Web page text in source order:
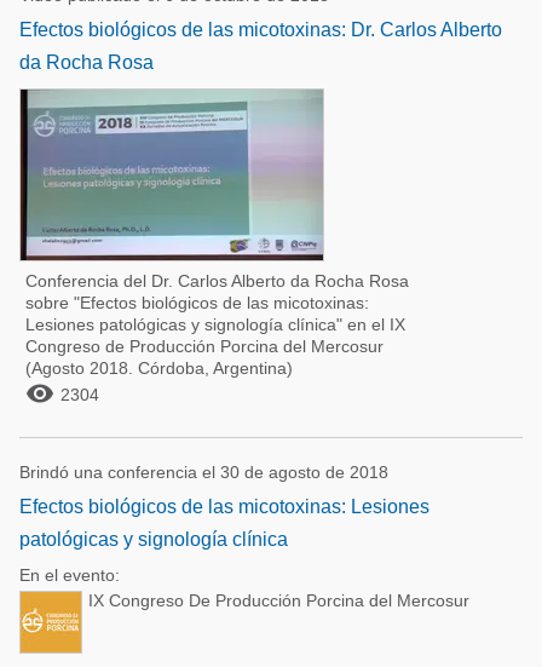
Efectos biológicos de las micotoxinas: Dr. Carlos Alberto
da Rocha Rosa
Conferencia del Dr. Carlos Alberto da Rocha Rosa
sobre "Efectos biológicos de las micotoxinas:
Lesiones patológicas y signología clínica" en el IX
Congreso de Producción Porcina del Mercosur
(Agosto 2018. Córdoba, Argentina)
 2304
Brindó una conferencia el 30 de agosto de 2018
Efectos biológicos de las micotoxinas: Lesiones
patológicas y signología clínica
En el evento:
IX Congreso De Producción Porcina del Mercosur